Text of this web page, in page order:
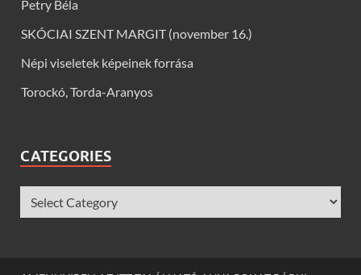
Petry Béla
SKÓCIAI SZENT MARGIT (november 16.)
Népi viseletek képeinek forrása
Torockó, Torda-Aranyos
CATEGORIES